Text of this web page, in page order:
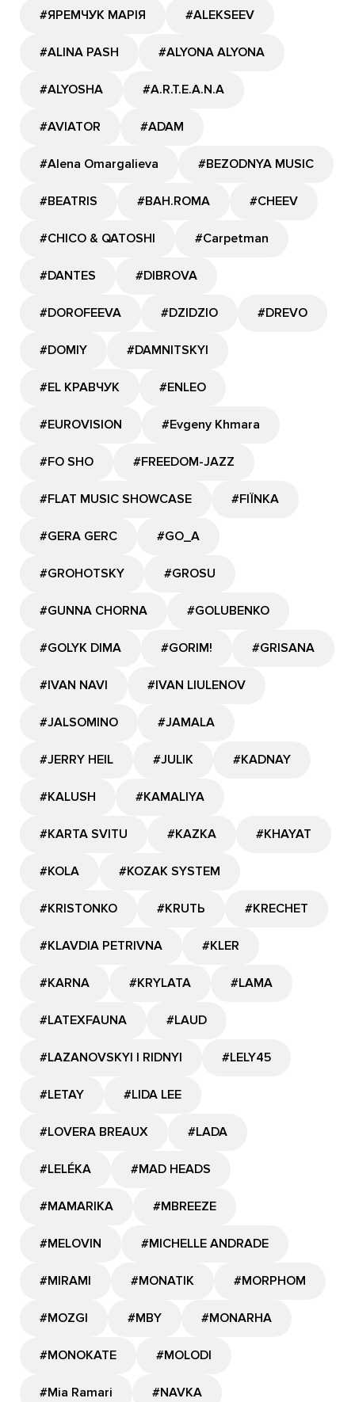
#ЯРЕМЧУК МАРІЯ #ALEKSEEV
#ALINA PASH #ALYONA ALYONA
#ALYOSHA #A.R.T.E.A.N.A
#AVIATOR #ADAM
#Alena Omargalieva #BEZODNYA MUSIC
#BEATRIS #BAH.ROMA #CHEEV
#CHICO & QATOSHI #Carpetman
#DANTES #DIBROVA
#DOROFEEVA #DZIDZIO #DREVO
#DOMIY #DAMNITSKYI
#EL КРАВЧУК #ENLEO
#EUROVISION #Evgeny Khmara
#FO SHO #FREEDOM-JAZZ
#FLAT MUSIC SHOWCASE #FIЇNKA
#GERA GERC #GО_A
#GROHOTSKY #GROSU
#GUNNA CHORNA #GOLUBENKO
#GOLYK DIMA #GORIM! #GRISANA
#IVAN NAVI #IVAN LIULENOV
#JALSOMINO #JAMALA
#JERRY HEIL #JULIK #KADNAY
#KALUSH #KAMALIYA
#KARTA SVITU #KAZKA #KHAYAT
#KOLA #KOZAK SYSTEM
#KRISTONKO #KRUTЬ #KRECHET
#KLAVDIA PETRIVNA #KLER
#KARNA #KRYLATA #LAMA
#LATEXFAUNA #LAUD
#LAZANOVSKYI I RIDNYI #LELY45
#LETAY #LIDA LEE
#LOVERA BREAUX #LADA
#LELÉKA #MAD HEADS
#MAMARIKA #MBREEZE
#MELOVIN #MICHELLE ANDRADE
#MIRAMI #MONATIK #MORPHOM
#MOZGI #MBY #MONARHA
#MONOKATE #MOLODI
#Mia Ramari #NAVKA